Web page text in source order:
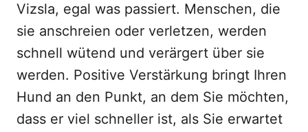
Vizsla, egal was passiert. Menschen, die
sie anschreien oder verletzen, werden
schnell wütend und verärgert über sie
werden. Positive Verstärkung bringt Ihren
Hund an den Punkt, an dem Sie möchten,
dass er viel schneller ist, als Sie erwartet